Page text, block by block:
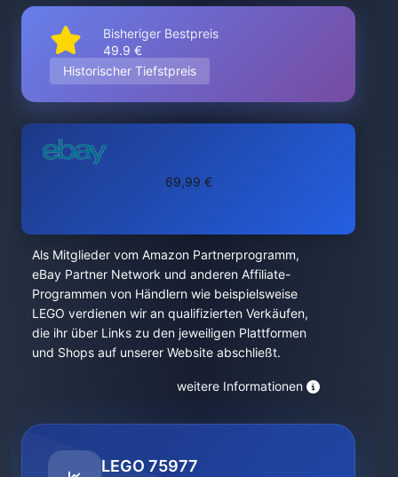
Bisheriger Bestpreis
49.9 €
Historischer Tiefstpreis
69,99 €
Als Mitglieder vom Amazon Partnerprogramm,
eBay Partner Network und anderen Affiliate-
Programmen von Händlern wie beispielsweise
LEGO verdienen wir an qualifizierten Verkäufen,
die ihr über Links zu den jeweiligen Plattformen
und Shops auf unserer Website abschließt.
weitere Informationen
LEGO 75977